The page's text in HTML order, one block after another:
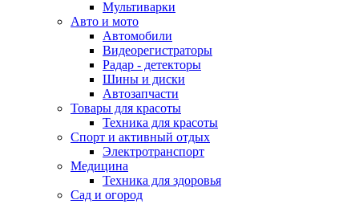
Мультиварки
Авто и мото
Автомобили
Видеорегистраторы
Радар - детекторы
Шины и диски
Автозапчасти
Товары для красоты
Техника для красоты
Спорт и активный отдых
Электротранспорт
Медицина
Техника для здоровья
Сад и огород